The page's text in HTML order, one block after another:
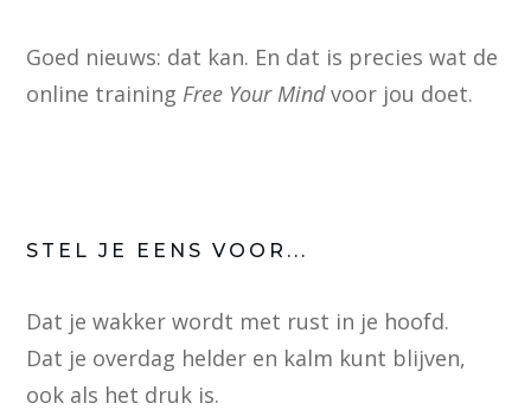
Goed nieuws: dat kan. En dat is precies wat de
online training Free Your Mindvoor jou doet.
STEL JE EENS VOOR...
Dat je wakker wordt met rust in je hoofd.
Dat je overdag helder en kalm kunt blijven,
ook als het druk is.